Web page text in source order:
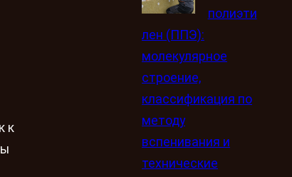
к
полиэти
лен (ППЭ):
молекулярное
строение,
классификация по
методу
вспенивания и
технические